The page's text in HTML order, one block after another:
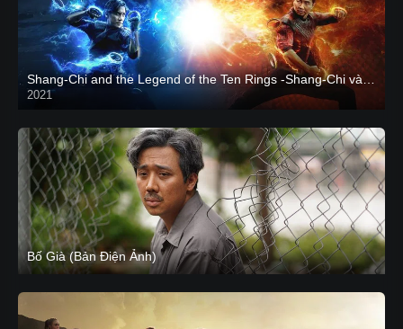
2021
CAM
Bố Già (Bản Điện Ảnh)